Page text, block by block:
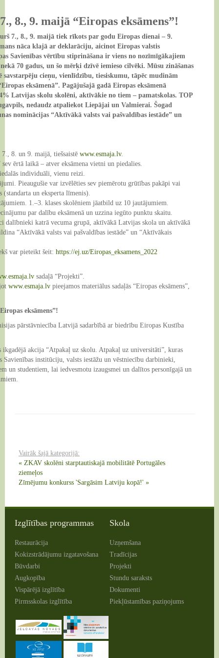
Karjeras atbalsts
Interešu izglītība
Vispārējā izglītība
Pirmsskolas izglītība
Kontakti
8., 9. maijā “Eiropas eksāmens”!
7., 8., 9. maijā tiek rīkots par godu Eiropas dienai – 9.
nāca klajā ar deklarāciju, aicinot Eiropas valstis
Savienības vērtību stiprināšana ir viens no nozīmīgākajiem
70 gadus, un šo mērķi dzīvē iemieso cilvēki. Mūsu zināšanas
cieņu, vienlīdzību, tiesiskumu, tāpēc mudinām
eksāmenā”. Pagājušajā gadā Eiropas eksāmenā
Latvijas skolu skolēni, aktīvākie no tiem – pamatskolas. TOP
nedaudz atpaliekot Liepājai un Valmierai. Šogad
nominācijas “Aktīvākā valsts vai pašvaldības iestāde” un
7., 8. un 9. maijā, tiešsaistē www.esmaja.lv.
ērtā laikā – atver eksāmena vietni un piedalies.
individuāli, vienu reizi.
Pieaugušie var izvēlēties sev piemērotu grūtības pakāpi vai
(standarta un eksperta līmenis).
1.–3. klases skolēniem jāatbild uz 10 jautājumiem.
par dalību eksāmenā un uzzina iegūto punktu skaitu.
dalībnieki katrā vecuma grupā, aktīvākā Latvijas skola un aktīvākā
“Aktīvākā valsts vai pašvaldības iestāde” un “Aktīvākais
var pieteikt šeit: https://ej.uz/Eiropas_eksamens_2022
sadaļā “Projekti”.
www.esmaja.lv pieejamos materiālus sadaļās “Eiropas eksāmens”,
eksāmens”!
pārstāvniecība Latvijā sadarbībā ar biedrību Eiropas Kustība
ikgadējā akcija “Atpakaļ uz skolu. Atpakaļ uz universitāti”, kuras
Savienības institūciju, valsts iestāžu un vēstniecību darbinieki,
un studentiem, lai iedvesmotu izaugsmei un dalītos personīgajā un
Vairāk šajā kategorijā:
« ZKAV skolēni starptautiskajā mobilitātē Portugāles
ziemeļos
Zīmējumu konkurss 'Sargāsim Latviju kopā!' »
Izglītības programmas
Restaurācija
Kokizstrādājumu izgatavošana
Būvdarbi
Augkopība
Vispārējā izglītība
Pirmsskolas izglītība
Skola
Uzņemšana
Tradīcijas
Projekti
Stundu saraksts
Dokumenti
Piekļūstamības paziņojums